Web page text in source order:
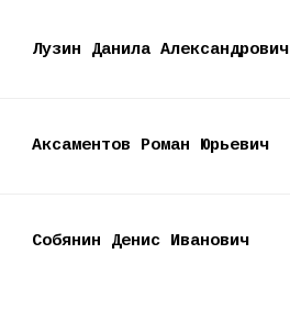
Лузин Данила Александрович
Аксаментов Роман Юрьевич
Собянин Денис Иванович